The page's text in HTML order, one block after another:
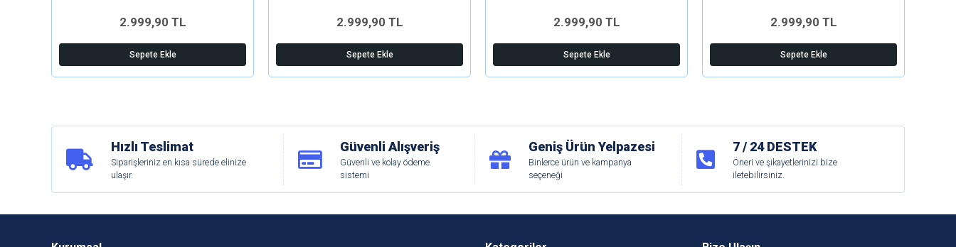
2.999,90 TL
Sepete Ekle
2.999,90 TL
Sepete Ekle
2.999,90 TL
Sepete Ekle
2.999,90 TL
Sepete Ekle
Hızlı Teslimat
Siparişleriniz en kısa sürede elinize
ulaşır.
Güvenli Alışveriş
Güvenli ve kolay ödeme
sistemi
Geniş Ürün Yelpazesi
Binlerce ürün ve kampanya
seçeneği
7 / 24 DESTEK
Öneri ve şikayetlerinizi bize
iletebilirsiniz.